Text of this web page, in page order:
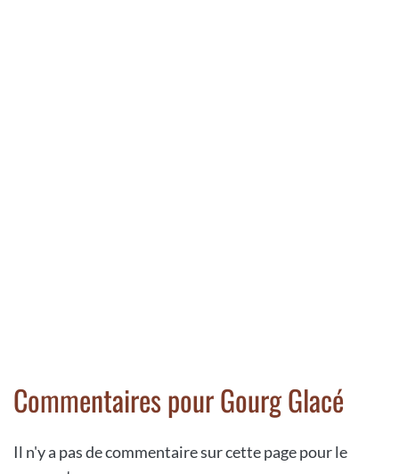
Commentaires pour Gourg Glacé
Il n'y a pas de commentaire sur cette page pour le